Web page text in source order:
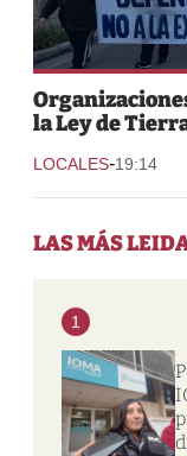
la Ley de
LOCALES-19:14
LAS MÁS
1